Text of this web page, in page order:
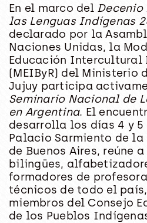
En el marco del
las Lenguas Indígenas
declarado por la
Naciones Unidas, la
Educación Intercultural
(MEIByR) del Ministerio
Jujuy participa
Seminario Nacional de
en Argentina. El
desarrolla los días 4 y 5
Palacio Sarmiento de
de Buenos Aires, reúne
bilingües,
formadores de
técnicos de todo el
miembros del Consejo
de los Pueblos